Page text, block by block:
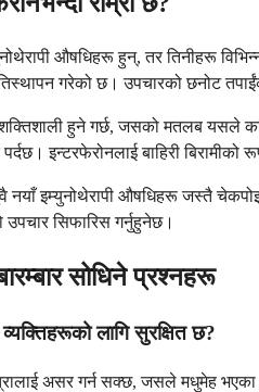
औषधिहरू हुन्, तर तिनीहरू
गरेको छ। उपचारको छनोट
हुने गर्छ, जसको मतलब यसले
इन्टरफेरोनलाई बाहिरी
इम्युनोथेरापी औषधिहरू जस्तै
उपचार सिफारिस गर्नुहुनेछ।
सोधिने प्रश्नहरू
लागि सुरक्षित छ?
असर गर्न सक्छ, जसले मधुमेह